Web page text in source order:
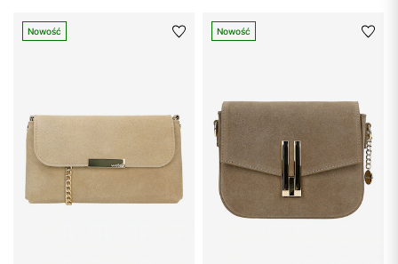
Nowość Nowość